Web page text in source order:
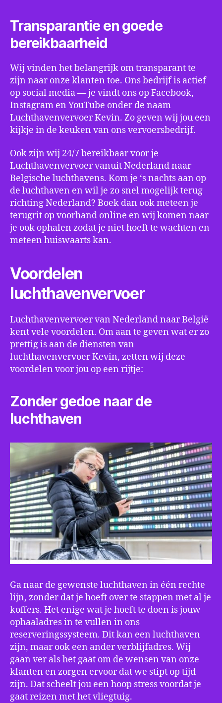
Transparantie en goede
bereikbaarheid
Wij vinden het belangrijk om transparant te
zijn naar onze klanten toe. Ons bedrijf is actief
op social media ― je vindt ons op Facebook,
Instagram en YouTube onder de naam
Luchthavenvervoer Kevin. Zo geven wij jou een
kijkje in de keuken van ons vervoersbedrijf.
Ook zijn wij 24/7 bereikbaar voor je
Luchthavenvervoer vanuit Nederland naar
Belgische luchthavens. Kom je ‘s nachts aan op
de luchthaven en wil je zo snel mogelijk terug
richting Nederland? Boek dan ook meteen je
terugrit op voorhand online en wij komen naar
je ook ophalen zodat je niet hoeft te wachten en
meteen huiswaarts kan.
Voordelen
luchthavenvervoer
Luchthavenvervoer van Nederland naar België
kent vele voordelen. Om aan te geven wat er zo
prettig is aan de diensten van
luchthavenvervoer Kevin, zetten wij deze
voordelen voor jou op een rijtje:
Zonder gedoe naar de
luchthaven
Ga naar de gewenste luchthaven in één rechte
lijn, zonder dat je hoeft over te stappen met al je
koffers. Het enige wat je hoeft te doen is jouw
ophaaladres in te vullen in ons
reserveringssysteem. Dit kan een luchthaven
zijn, maar ook een ander verblijfadres. Wij
gaan ver als het gaat om de wensen van onze
klanten en zorgen ervoor dat we stipt op tijd
zijn. Dat scheelt jou een hoop stress voordat je
gaat reizen met het vliegtuig.